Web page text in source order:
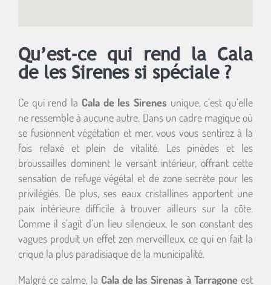
Qu’est-ce qui rend la Cala
de les Sirenes si spéciale ?
Ce qui rend la Cala de les Sirenes unique, c’est qu’elle
ne ressemble à aucune autre. Dans un cadre magique où
se fusionnent végétation et mer, vous vous sentirez à la
fois relaxé et plein de vitalité. Les pinèdes et les
broussailles dominent le versant intérieur, offrant cette
sensation de refuge végétal et de zone secrète pour les
privilégiés. De plus, ses eaux cristallines apportent une
paix intérieure difficile à trouver ailleurs sur la côte.
Comme il s’agit d’un lieu silencieux, le son constant des
vagues produit un effet zen merveilleux, ce qui en fait la
crique la plus paradisiaque de la municipalité.
Malgré ce calme, la Cala de las Sirenas à Tarragone est